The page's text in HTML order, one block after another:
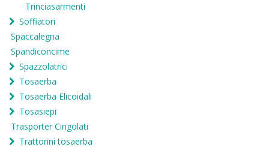
Trinciasarmenti
Soffiatori
Spaccalegna
Spandiconcime
Spazzolatrici
Tosaerba
Tosaerba Elicoidali
Tosasiepi
Trasporter Cingolati
Trattorini tosaerba